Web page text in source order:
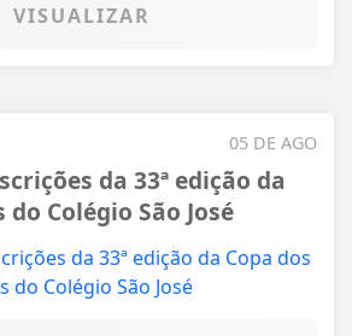
VISUALIZAR
05 DE AGO
da 33ª edição da
do Colégio São José